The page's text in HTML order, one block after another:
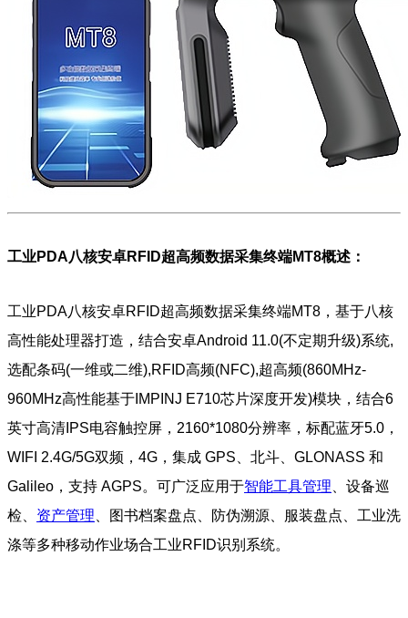
工业PDA八核安卓RFID超高频数据采集终端MT8概述：
工业PDA八核安卓RFID超高频数据采集终端MT8，基于八核
高性能处理器打造，结合安卓Android 11.0(不定期升级)系统,
选配条码(一维或二维),RFID高频(NFC),超高频(860MHz-
960MHz高性能基于IMPINJ E710芯片深度开发)模块，结合6
英寸高清IPS电容触控屏，2160*1080分辨率，标配蓝牙5.0，
WIFI 2.4G/5G双频，4G， 集成 GPS、北斗、GLONASS 和
Galileo，支持 AGPS。可广泛应用于智能工具管理 、设备巡
检、 资产管理 、图书档案盘点、防伪溯源、服装盘点、工业洗
涤等多种移动作业场合工业RFID识别系统。